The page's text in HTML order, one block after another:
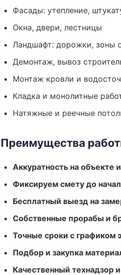
Фасады: утепление,
Окна, двери, лестницы
Ландшафт: дорожки, зоны
Демонтаж, вывоз
Монтаж кровли и
Кладка и монолитные
Натяжные и реечные
Преимущества
Аккуратность на объекте
Фиксируем смету до
Бесплатный выезд на
Собственные прорабы и
Точные сроки с графиком
Подбор и закупка
Качественный технадзор